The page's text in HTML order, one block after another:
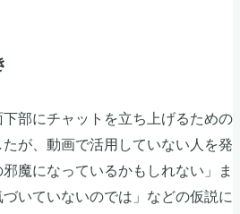
部にチャットを立ち上げるための
が、動画で活用していない人を発
魔になっているかもしれない」ま
いていないのでは」などの仮説に